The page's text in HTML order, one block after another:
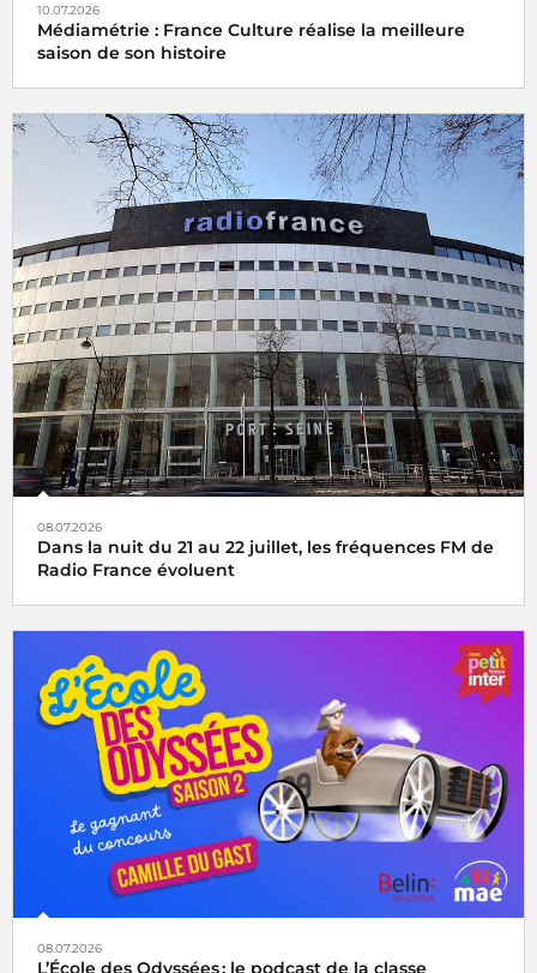
10.07.2026
Médiamétrie : France Culture réalise la meilleure
saison de son histoire
08.07.2026
Dans la nuit du 21 au 22 juillet, les fréquences FM de
Radio France évoluent
08.07.2026
L’École des Odyssées : le podcast de la classe